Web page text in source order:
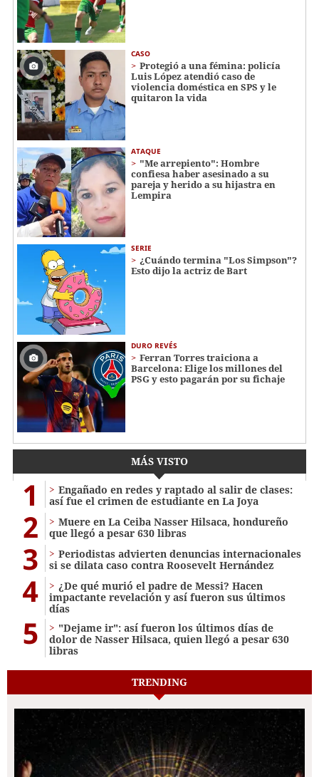
CASO
Protegió a una fémina: policía
Luis López atendió caso de
violencia doméstica en SPS y le
quitaron la vida
ATAQUE
"Me arrepiento": Hombre
confiesa haber asesinado a su
pareja y herido a su hijastra en
Lempira
SERIE
¿Cuándo termina "Los Simpson"?
Esto dijo la actriz de Bart
DURO REVÉS
Ferran Torres traiciona a
Barcelona: Elige los millones del
PSG y esto pagarán por su fichaje
MÁS VISTO
1
Engañado en redes y raptado al salir de clases:
así fue el crimen de estudiante en La Joya
2
Muere en La Ceiba Nasser Hilsaca, hondureño
que llegó a pesar 630 libras
3
Periodistas advierten denuncias internacionales
si se dilata caso contra Roosevelt Hernández
4
¿De qué murió el padre de Messi? Hacen
impactante revelación y así fueron sus últimos
días
5
"Dejame ir": así fueron los últimos días de
dolor de Nasser Hilsaca, quien llegó a pesar 630
libras
TRENDING